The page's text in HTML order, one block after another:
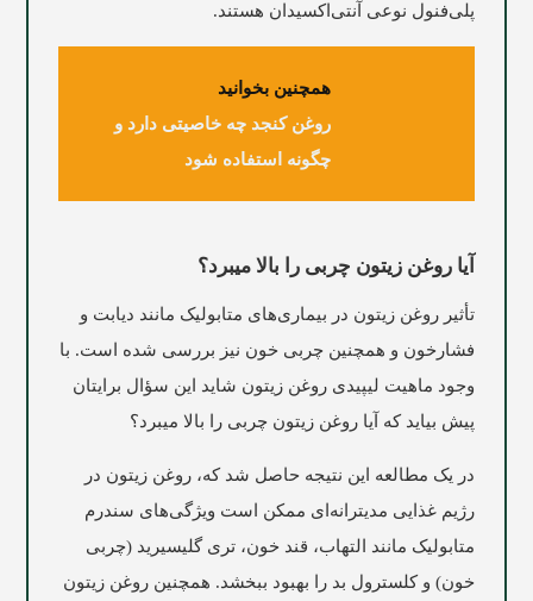
پلی‌فنول ‌نوعی آنتی‌اکسیدان هستند.
همچنین بخوانید
روغن کنجد چه خاصیتی دارد و
چگونه استفاده شود
آیا روغن زیتون چربی را بالا میبرد؟
تأثیر روغن زیتون در بیماری‌های متابولیک مانند دیابت و
فشارخون و همچنین چربی خون نیز بررسی شده است. با
وجود ماهیت لیپیدی روغن زیتون شاید این سؤال برایتان
پیش بیاید که آیا روغن زیتون چربی را بالا میبرد؟
در یک مطالعه این نتیجه حاصل شد که، روغن زیتون در
رژیم غذایی مدیترانه‌ای ممکن است ویژگی‌های سندرم
متابولیک مانند التهاب، قند خون، تری گلیسیرید (چربی
خون) و کلسترول بد را بهبود ببخشد. همچنین روغن زیتون